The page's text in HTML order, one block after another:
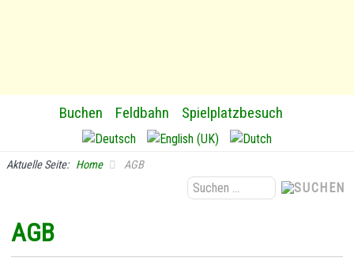
Buchen Feldbahn Spielplatzbesuch
Aktuelle Seite: Home AGB
Suchen
AGB